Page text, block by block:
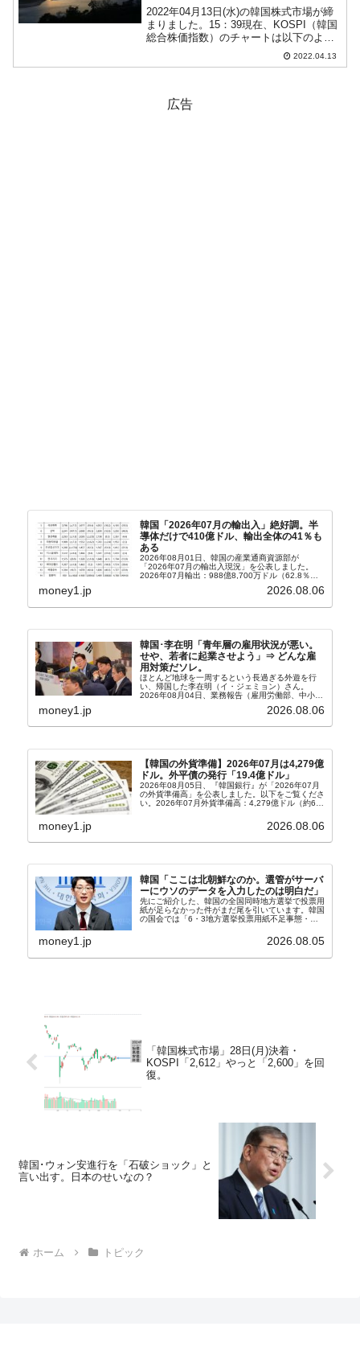
2022年04月13日(水)の韓国株式市場が締
まりました。15：39現在、KOSPI（韓国
総合株価指数）のチャートは以下のよう
『Investing.com』より引用）。本日は長
2022.04.13
広告
韓国「2026年07月の輸出入」絶好調。半
導体だけで410億ドル、輸出全体の41％も
ある
2026年08月01日、韓国の産業通商資源部が
「2026年07月の輸出入現況」を公表しました。
2026年07月輸出：988億8,700万ドル（62.8％）
輸入：685億6,300万ドル（26.5％）貿易収支：
money1.jp 2026.08.06
韓国･李在明「青年層の雇用状況が悪い。
せや、若者に起業させよう」⇒ どんな雇
用対策だソレ。
ほとんど地球を一周するという長過ぎる外遊を行
い、帰国した李在明（イ・ジェミョン）さん。
2026年08月04日、業務報告（雇用労働部、中小ベ
上、韓国大統領に成りおおせた李在明（イ・ジェミ
money1.jp 2026.08.06
【韓国の外貨準備】2026年07月は4,279億
ドル。外平債の発行「19.4億ドル」
2026年08月05日、『韓国銀行』が「2026年07月
の外貨準備高」を公表しました。以下をご覧くださ
い。2026年07月外貨準備高：4,279億ドル（約67
money1.jp 2026.08.06
韓国「ここは北朝鮮なのか。選管がサーバ
ーにウソのデータを入力したのは明白だ」
先にご紹介した、韓国の全国同時地方選挙で投票用
紙が足らなかった件がまだ尾を引いています。韓国
の国会では「6・3地方選挙投票用紙不足事態・国
す。『国民の力』の朱晋佑（チュ・ジヌ）議員はそ
money1.jp 2026.08.05
「韓国株式市場」28日(月)決着・
KOSPI「2,612」やっと「2,600」を回
復。
韓国･ウォン安進行を「石破ショック」と
言い出す。日本のせいなの？
ホーム トピック